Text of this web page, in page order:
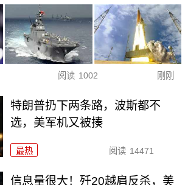
阅读 1002 刚刚
特朗普扔下两条路，波斯都不
选，美军机又被揍
最热 阅读 14471
信息量很大！歼20越肩反杀，美